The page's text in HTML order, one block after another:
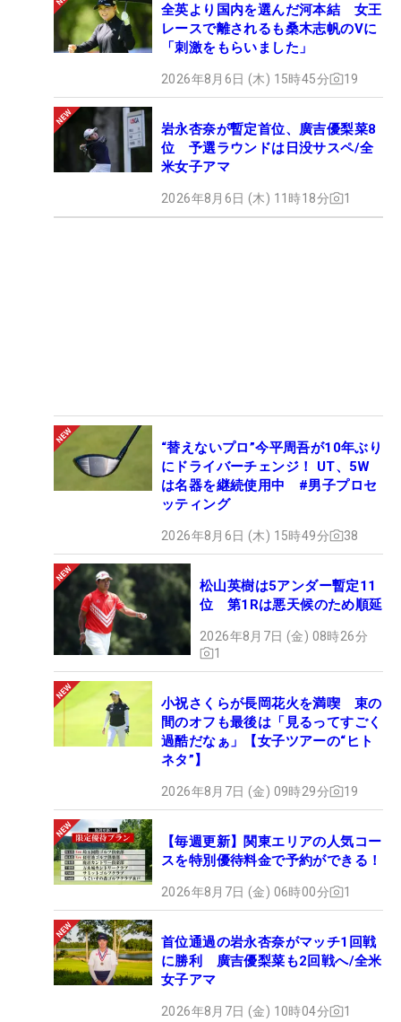
全英より国内を選んだ河本結 女王
レースで離されるも桑木志帆のVに
「刺激をもらいました」
2026年8月6日 (木) 15時45分 19
岩永杏奈が暫定首位、廣吉優梨菜8
位 予選ラウンドは日没サスペ/全
米女子アマ
2026年8月6日 (木) 11時18分 1
“替えないプロ”今平周吾が10年ぶり
にドライバーチェンジ！ UT、5W
は名器を継続使用中 #男子プロセ
ッティング
2026年8月6日 (木) 15時49分 38
松山英樹は5アンダー暫定11
位 第1Rは悪天候のため順延
2026年8月7日 (金) 08時26分
1
小祝さくらが長岡花火を満喫 束の
間のオフも最後は「見るってすごく
過酷だなぁ」【女子ツアーの“ヒト
ネタ”】
2026年8月7日 (金) 09時29分 19
【毎週更新】関東エリアの人気コー
スを特別優待料金で予約ができる！
2026年8月7日 (金) 06時00分 1
首位通過の岩永杏奈がマッチ1回戦
に勝利 廣吉優梨菜も2回戦へ/全米
女子アマ
2026年8月7日 (金) 10時04分 1